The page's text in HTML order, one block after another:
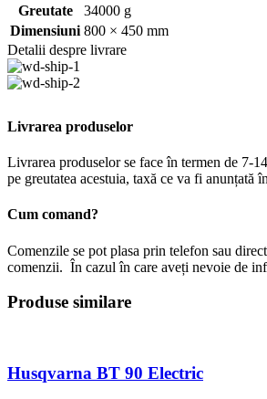
Greutate
34000 g
Dimensiuni 800 × 450 mm
Detalii despre livrare
Livrarea produselor
Livrarea produselor se face în termen de 7-
pe greutatea acestuia, taxă ce va fi anunțată
Cum comand?
Comenzile se pot plasa prin telefon sau
comenzii. În cazul în care aveți nevoie de
Produse similare
Husqvarna BT 90 Electric